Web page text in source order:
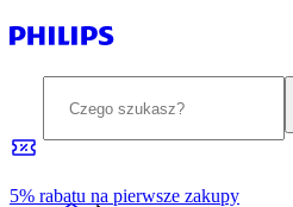
5% rabatu na pierwsze zakupy